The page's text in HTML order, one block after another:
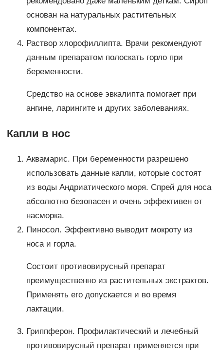
основан на натуральных растительных
компонентах.
Раствор хлорофиллипта. Врачи рекомендуют
данным препаратом полоскать горло при
беременности.
Средство на основе эвкалипта помогает при
ангине, ларингите и других заболеваниях.
Капли в нос
Аквамарис. При беременности разрешено
использовать данные капли, которые состоят
из воды Андриатического моря. Спрей для носа
абсолютно безопасен и очень эффективен от
насморка.
Пиносол. Эффективно выводит мокроту из
носа и горла.
Состоит противовирусный препарат
преимущественно из растительных экстрактов.
Применять его допускается и во время
лактации.
Гриппферон. Профилактический и лечебный
противовирусный препарат применяется при